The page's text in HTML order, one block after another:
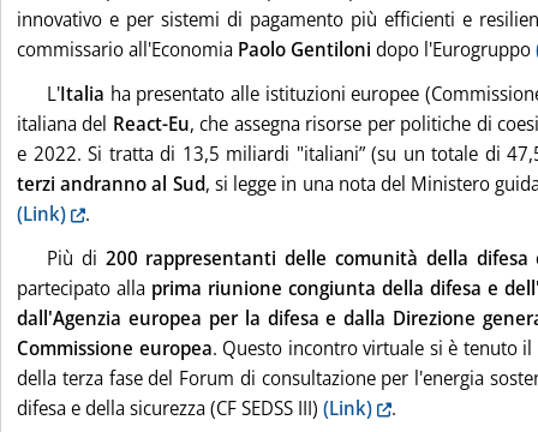
innovativo e per sistemi di pagamento più efficienti e
commissario all'Economia Paolo Gentiloni dopo l'Eurogruppo
L'Italia ha presentato alle istituzioni europee
italiana del React-Eu, che assegna risorse per politiche di
e 2022. Si tratta di 13,5 miliardi "italiani” (su un totale di
terzi andranno al Sud, si legge in una nota del Ministero
(Link)
.
Più di 200 rappresentanti delle comunità della difesa
partecipato alla prima riunione congiunta della difesa e
dall'Agenzia europea per la difesa e dalla Direzione
Commissione europea. Questo incontro virtuale si è tenuto
della terza fase del Forum di consultazione per l'energia
difesa e della sicurezza (CF SEDSS III) (Link)
.